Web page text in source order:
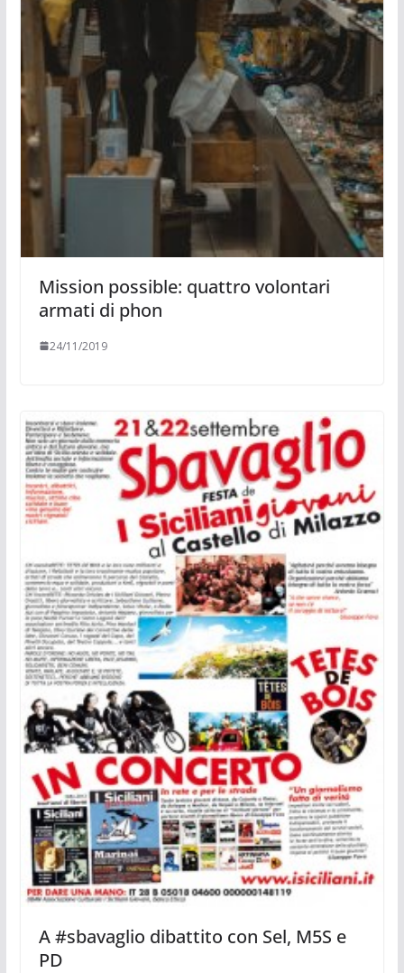
Mission possible: quattro volontari
armati di phon
24/11/2019
A #sbavaglio dibattito con Sel, M5S e
PD